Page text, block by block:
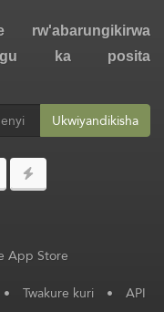
rw'abarungikirwa
ka posita
Ukwiyandikisha
• Twakure kuri • API